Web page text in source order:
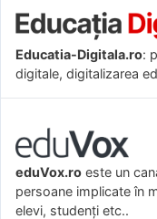
Educatia-Digitala.ro:
digitale, digitalizarea
eduVox.ro este un
persoane implicate în
elevi, studenți etc..